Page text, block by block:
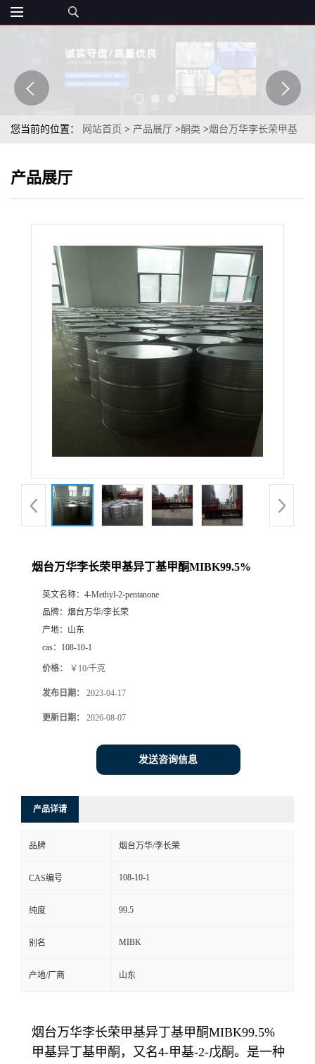
您当前的位置： 网站首页 > 产品展厅 >酮类 >烟台万华李长荣甲基
产品展厅
烟台万华李长荣甲基异丁基甲酮MIBK99.5%
英文名称： 4-Methyl-2-pentanone
品牌： 烟台万华/李长荣
产地： 山东
cas： 108-10-1
价格： ￥10/千克
发布日期： 2023-04-17
更新日期： 2026-08-07
发送咨询信息
产品详请
品牌 烟台万华/李长荣
CAS编号 108-10-1
纯度 99.5
别名 MIBK
产地/厂商 山东
烟台万华李长荣甲基异丁基甲酮MIBK99.5%
甲基异丁基甲酮，又名4-甲基-2-戊酮。是一种